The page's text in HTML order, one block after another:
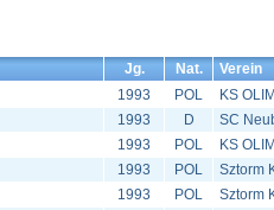
Jg. Nat.
Verein
1993 POL
KS
1993 D
SC
1993 POL
KS
1993 POL
Sztorm
1993 POL
Sztorm